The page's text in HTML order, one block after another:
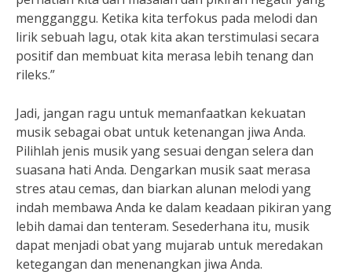
mengganggu. Ketika kita terfokus pada melodi dan
lirik sebuah lagu, otak kita akan terstimulasi secara
positif dan membuat kita merasa lebih tenang dan
rileks.”
Jadi, jangan ragu untuk memanfaatkan kekuatan
musik sebagai obat untuk ketenangan jiwa Anda.
Pilihlah jenis musik yang sesuai dengan selera dan
suasana hati Anda. Dengarkan musik saat merasa
stres atau cemas, dan biarkan alunan melodi yang
indah membawa Anda ke dalam keadaan pikiran yang
lebih damai dan tenteram. Sesederhana itu, musik
dapat menjadi obat yang mujarab untuk meredakan
ketegangan dan menenangkan jiwa Anda.